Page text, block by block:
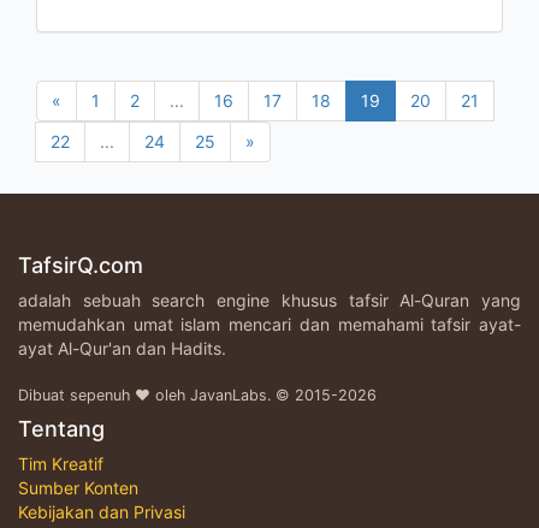
« 1 2 ... 16 17 18 19 20
21
22
... 24 25 »
TafsirQ.com
adalah sebuah search engine khusus tafsir Al-Quran yang
memudahkan umat islam mencari dan memahami tafsir ayat-
ayat Al-Qur'an dan Hadits.
Dibuat sepenuh ♥ oleh JavanLabs. © 2015-2026
Tentang
Tim Kreatif
Sumber Konten
Kebijakan dan Privasi